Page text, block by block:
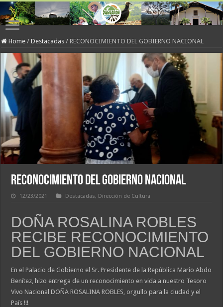
Home / Destacadas / RECONOCIMIENTO DEL GOBIERNO NACIONAL
RECONOCIMIENTO DEL GOBIERNO NACIONAL
12/23/2021 Destacadas, Dirección de Cultura
DOÑA ROSALINA ROBLES
RECIBE RECONOCIMIENTO
DEL GOBIERNO NACIONAL
En el Palacio de Gobierno el Sr. Presidente de la República Mario Abdo
Benítez, hizo entrega de un reconocimiento en vida a nuestro Tesoro
Vivo Nacional DOÑA ROSALINA ROBLES, orgullo para la ciudad y el
País !!!